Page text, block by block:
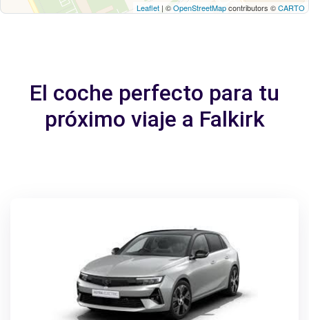
Leaflet | ©OpenStreetMapcontributors ©CARTO
El coche perfecto para tu
próximo viaje a Falkirk